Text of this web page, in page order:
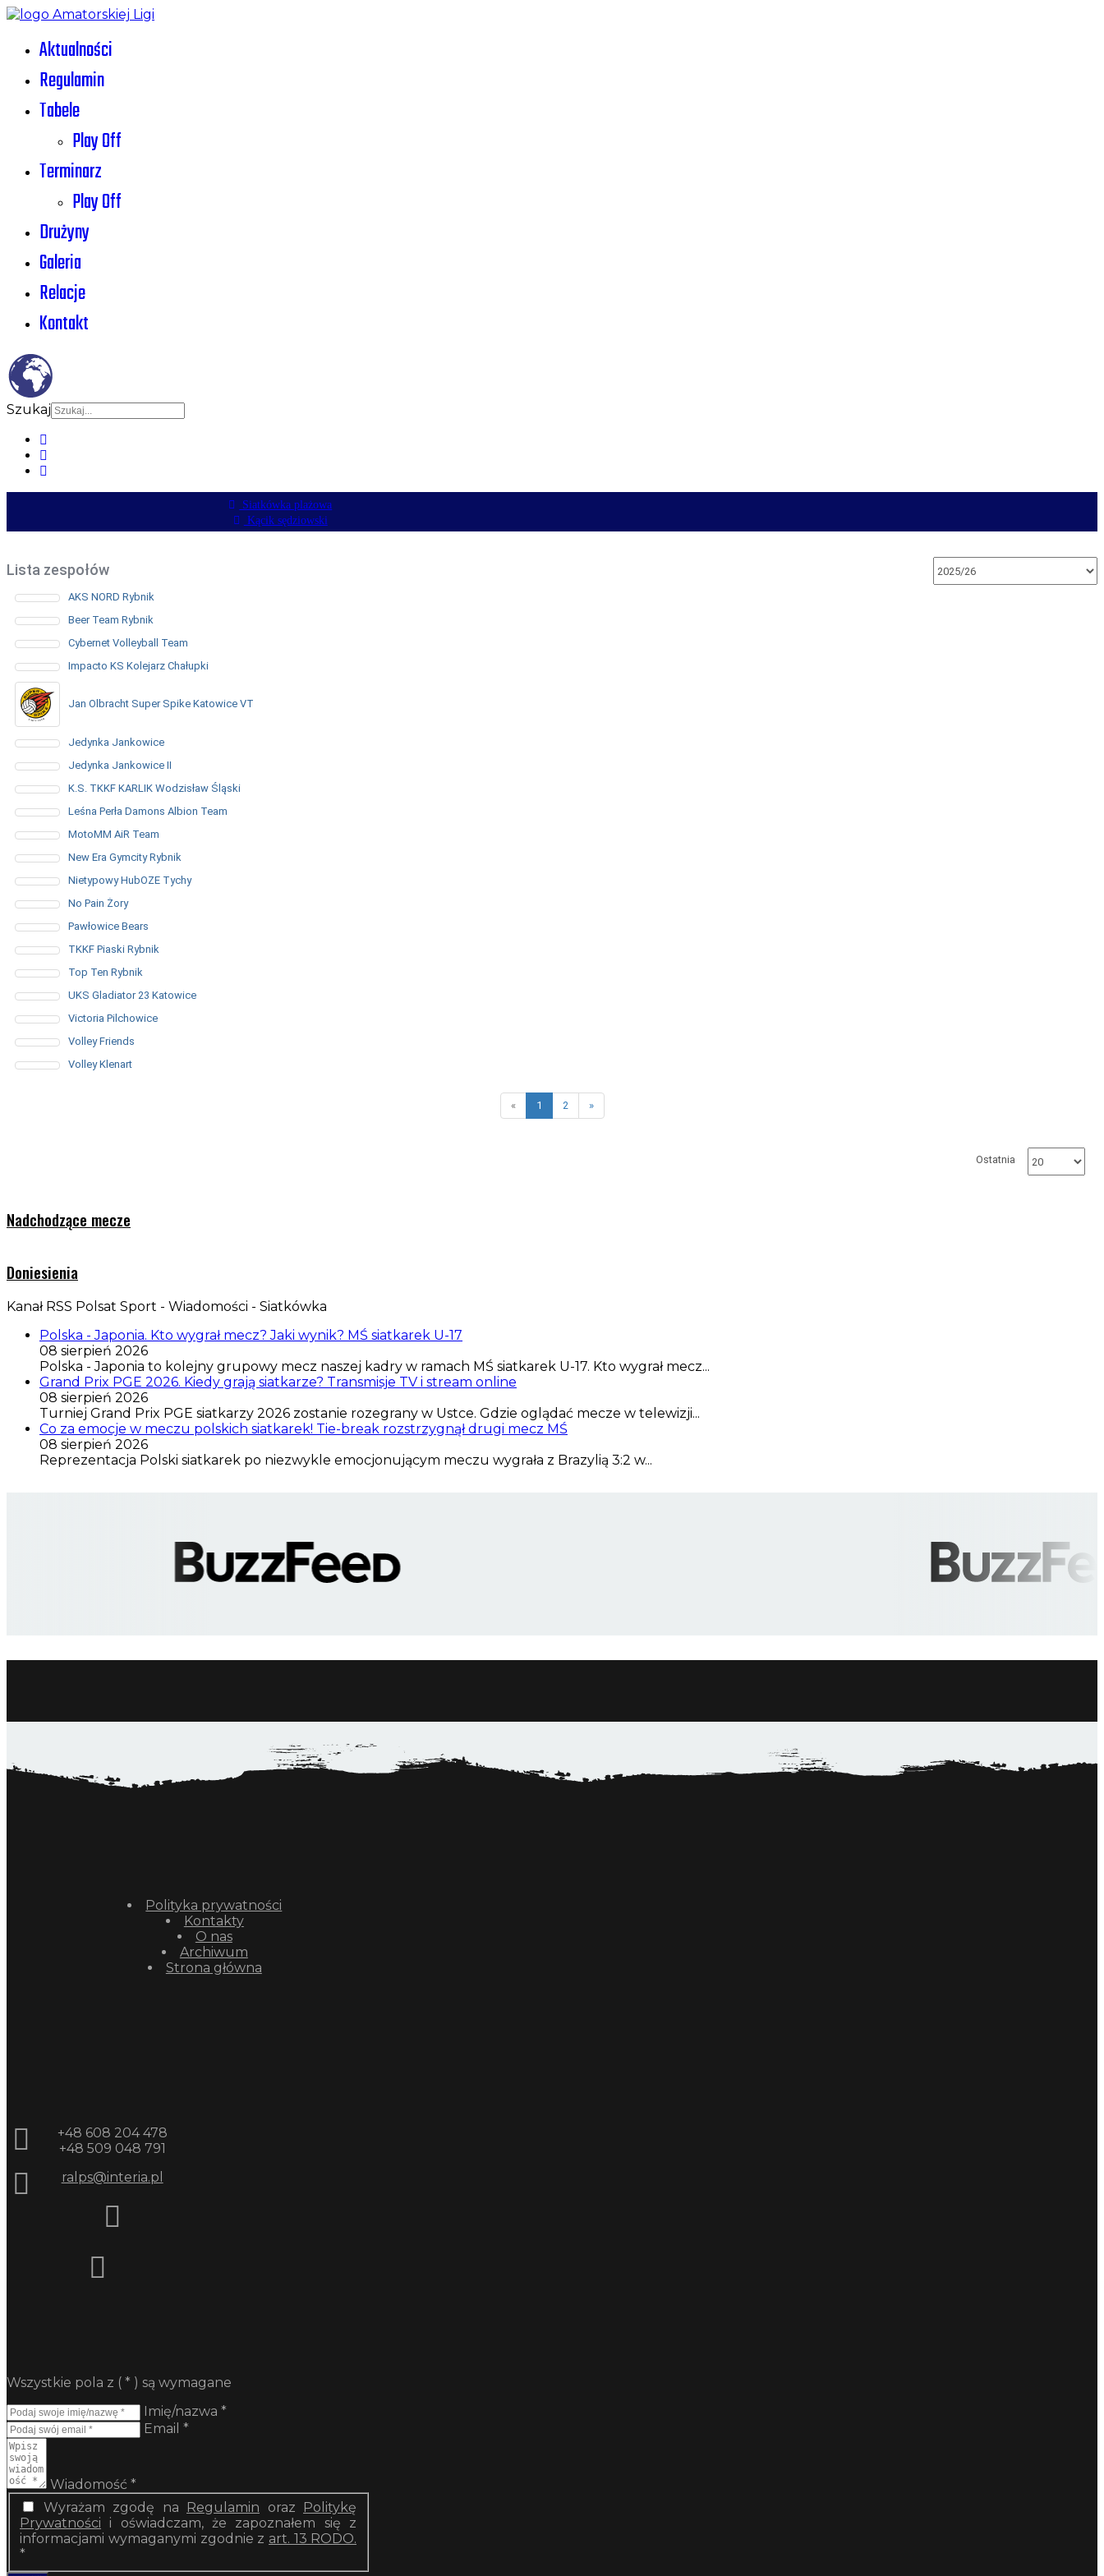
Aktualności
Regulamin
Tabele
Play Off
Terminarz
Play Off
Drużyny
Galeria
Relacje
Kontakt
Szukaj
Siatkówka plażowa
Kącik sędziowski
Lista zespołów
AKS NORD Rybnik
Beer Team Rybnik
Cybernet Volleyball Team
Impacto KS Kolejarz Chałupki
Jan Olbracht Super Spike Katowice VT
Jedynka Jankowice
Jedynka Jankowice II
K.S. TKKF KARLIK Wodzisław Śląski
Leśna Perła Damons Albion Team
MotoMM AiR Team
New Era Gymcity Rybnik
Nietypowy HubOZE Tychy
No Pain Żory
Pawłowice Bears
TKKF Piaski Rybnik
Top Ten Rybnik
UKS Gladiator 23 Katowice
Victoria Pilchowice
Volley Friends
Volley Klenart
« 1 2 »
Ostatnia
Nadchodzące mecze
Doniesienia
Kanał RSS Polsat Sport - Wiadomości - Siatkówka
Polska - Japonia. Kto wygrał mecz? Jaki wynik? MŚ siatkarek U-17
08 sierpień 2026
Polska - Japonia to kolejny grupowy mecz naszej kadry w ramach MŚ siatkarek U-17. Kto wygrał mecz...
Grand Prix PGE 2026. Kiedy grają siatkarze? Transmisje TV i stream online
08 sierpień 2026
Turniej Grand Prix PGE siatkarzy 2026 zostanie rozegrany w Ustce. Gdzie oglądać mecze w telewizji...
Co za emocje w meczu polskich siatkarek! Tie-break rozstrzygnął drugi mecz MŚ
08 sierpień 2026
Reprezentacja Polski siatkarek po niezwykle emocjonującym meczu wygrała z Brazylią 3:2 w...
Polityka prywatności
Kontakty
O nas
Archiwum
Strona główna
+48 608 204 478
+48 509 048 791
ralps@interia.pl
Wszystkie pola z ( * ) są wymagane
Imię/nazwa *
Email *
Wiadomość *
Regulamin
Wyrażam zgodę na Regulamin oraz Politykę
Prywatności i oświadczam, że zapoznałem się z
informacjami wymaganymi zgodnie z art. 13 RODO.
*